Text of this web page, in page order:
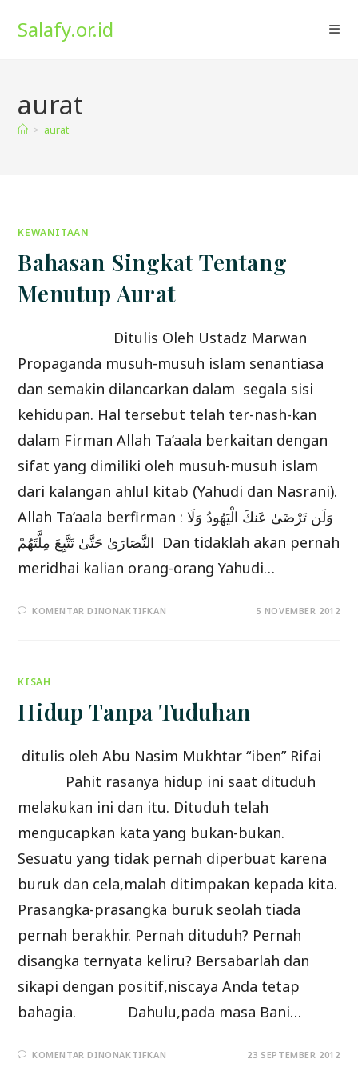
Salafy.or.id
aurat
> aurat
KEWANITAAN
Bahasan Singkat Tentang
Menutup Aurat
Ditulis Oleh Ustadz Marwan
Propaganda musuh-musuh islam senantiasa
dan semakin dilancarkan dalam segala sisi
kehidupan. Hal tersebut telah ter-nash-kan
dalam Firman Allah Ta’aala berkaitan dengan
sifat yang dimiliki oleh musuh-musuh islam
dari kalangan ahlul kitab (Yahudi dan Nasrani).
Allah Ta’aala berfirman : وَلَن تَرْضَىٰ عَنكَ الْيَهُودُ وَلَا
النَّصَارَىٰ حَتَّىٰ تَتَّبِعَ مِلَّتَهُمْ Dan tidaklah akan pernah
meridhai kalian orang-orang Yahudi…
KOMENTAR DINONAKTIFKAN 5 NOVEMBER 2012
KISAH
Hidup Tanpa Tuduhan
ditulis oleh Abu Nasim Mukhtar “iben” Rifai
Pahit rasanya hidup ini saat dituduh
melakukan ini dan itu. Dituduh telah
mengucapkan kata yang bukan-bukan.
Sesuatu yang tidak pernah diperbuat karena
buruk dan cela,malah ditimpakan kepada kita.
Prasangka-prasangka buruk seolah tiada
pernah berakhir. Pernah dituduh? Pernah
disangka ternyata keliru? Bersabarlah dan
sikapi dengan positif,niscaya Anda tetap
bahagia. Dahulu,pada masa Bani…
KOMENTAR DINONAKTIFKAN 23 SEPTEMBER 2012